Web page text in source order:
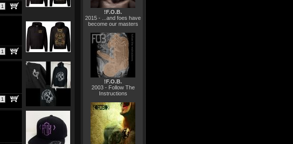
!F.O.B.
2015 - ...and foes have
become our masters
!F.O.B.
2003 - Follow The
Instructions